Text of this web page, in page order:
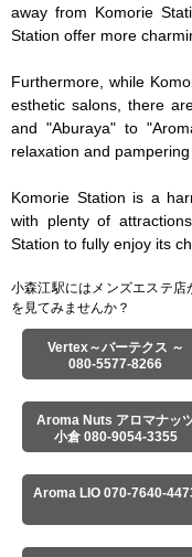
away from Komorie
Station offer more
Furthermore, while
esthetic salons, there
and "Aburaya" to
relaxation and
Komorie Station is a
with plenty of
Station to fully enjoy its
小森江駅にはメンズエステ
を見てみませんか？
Vertex～バーテクス ～
080-5577-8266
Aroma Nuts アロマナッ
小倉 080-9054-3355
Aroma LIO 070-7640-